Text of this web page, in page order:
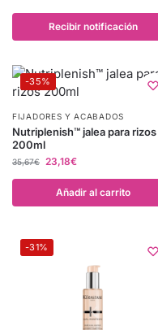
Recibir notificación
-35%
FIJADORES Y ACABADOS
Nutriplenish™ jalea para rizos
200ml
35,67€ 23,18€
Añadir al carrito
-31%